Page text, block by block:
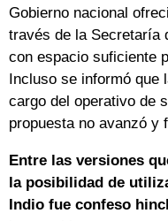
Gobierno nacional
través de la Secretaría
con espacio suficiente
Incluso se informó que
cargo del operativo de
propuesta no avanzó y
Entre las versiones
la posibilidad de
Indio fue confeso